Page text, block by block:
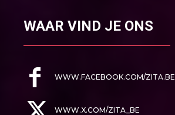
WAAR VIND JE ONS
WWW.FACEBOOK.COM/ZITA.BE
WWW.X.COM/ZITA_BE